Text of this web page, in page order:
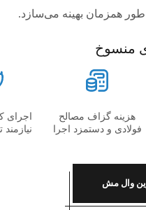
همزمان بهینه می‌سازد.
منسوخ
هزینه گزاف مصالح
فولادی و دستمزد اجرا
اجرای
وال مش